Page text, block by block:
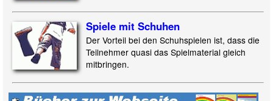
Spiele mit Schuhen
Der Vorteil bei den Schuhspielen ist, dass die
Teilnehmer quasi das Spielmaterial gleich
mitbringen.